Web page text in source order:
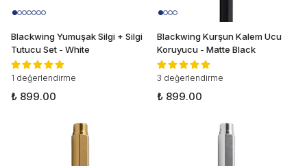
Blackwing Yumuşak Silgi + Silgi
Tutucu Set - White
1 değerlendirme
₺ 899.00
Blackwing Kurşun Kalem Ucu
Koruyucu - Matte Black
3 değerlendirme
₺ 899.00